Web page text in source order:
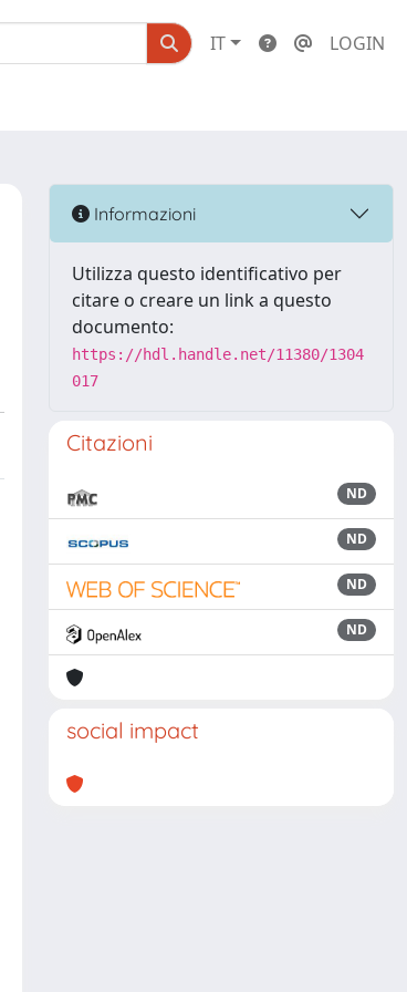
IT LOGIN
Informazioni
Utilizza questo identificativo per
citare o creare un link a questo
documento:
https://hdl.handle.net/11380/1304
017
Citazioni
ND
ND
ND
ND
social impact